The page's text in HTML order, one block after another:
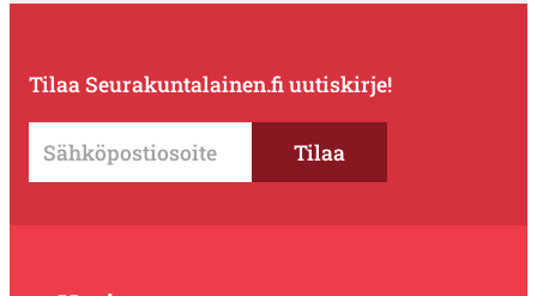
Tilaa Seurakuntalainen.fi uutiskirje!